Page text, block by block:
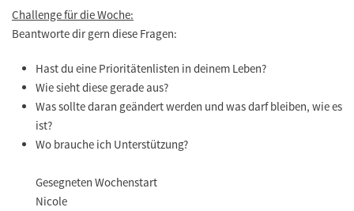
Challenge für die Woche:
Beantworte dir gern diese Fragen:
Hast du eine Prioritätenlisten in deinem Leben?
Wie sieht diese gerade aus?
Was sollte daran geändert werden und was darf bleiben, wie es
ist?
Wo brauche ich Unterstützung?
Gesegneten Wochenstart
Nicole